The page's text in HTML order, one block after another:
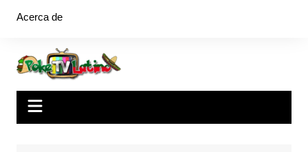
Acerca de